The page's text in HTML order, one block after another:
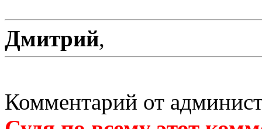
Дмитрий,
Комментарий от